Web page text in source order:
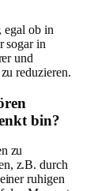
egal ob in
sogar in
und
reduzieren.
bin?
zu
z.B. durch
ruhigen